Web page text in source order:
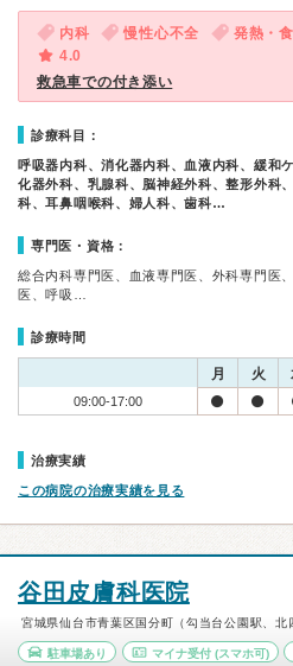
内科 慢性心不全
発熱・
4.0
救急車での付き添い
診療科目：
呼吸器内科、消化器内科、血液内科、緩和
化器外科、乳腺科、脳神経外科、整形外科
科、耳鼻咽喉科、婦人科、歯科…
専門医・資格：
総合内科専門医、血液専門医、外科専門医
医、呼吸…
診療時間
月 火
09:00-17:00
治療実績
この病院の治療実績を見る
谷田皮膚科医院
宮城県仙台市青葉区国分町（勾当台公園駅、北
駐車場あり マイナ受付(スマホ可)